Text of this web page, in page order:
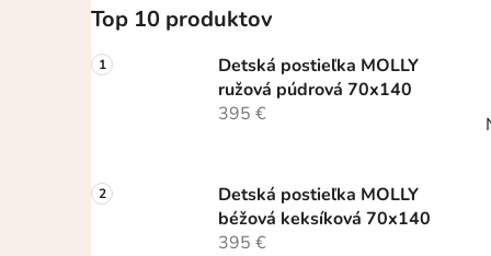
Top 10 produktov
Detská postieľka MOLLY
ružová púdrová 70x140
395 €
Detská postieľka MOLLY
béžová keksíková 70x140
395 €